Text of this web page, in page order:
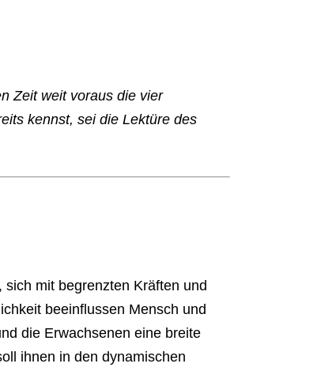
Zeit weit voraus die vier
kennst, sei die Lektüre des
mit begrenzten Kräften und
beeinflussen Mensch und
die Erwachsenen eine breite
ihnen in den dynamischen